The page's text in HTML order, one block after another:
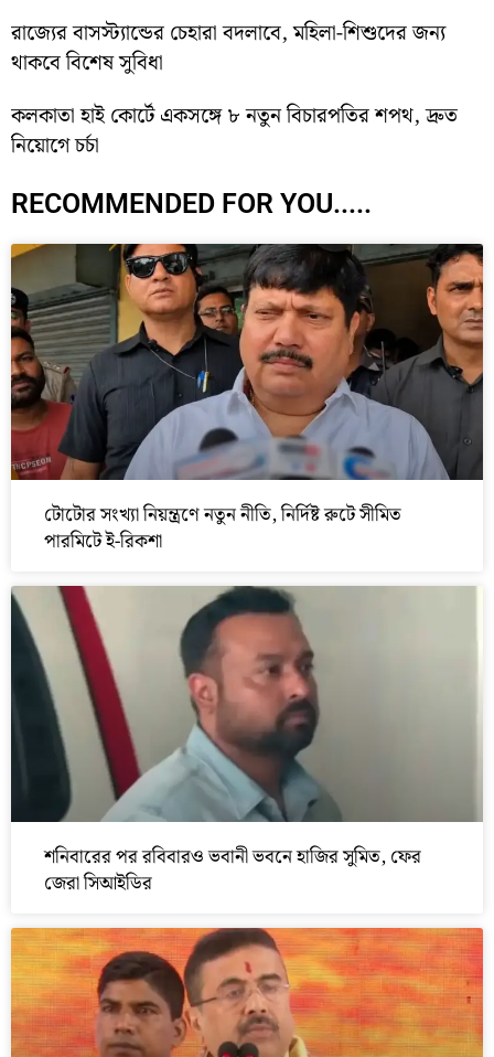
রাজ্যের বাসস্ট্যান্ডের চেহারা বদলাবে, মহিলা-শিশুদের জন্য
থাকবে বিশেষ সুবিধা
কলকাতা হাই কোর্টে একসঙ্গে ৮ নতুন বিচারপতির শপথ, দ্রুত
নিয়োগে চর্চা
RECOMMENDED FOR YOU.....
টোটোর সংখ্যা নিয়ন্ত্রণে নতুন নীতি, নির্দিষ্ট রুটে সীমিত
পারমিটে ই-রিকশা
শনিবারের পর রবিবারও ভবানী ভবনে হাজির সুমিত, ফের
জেরা সিআইডির